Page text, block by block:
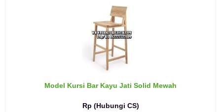
Model Kursi Bar Kayu Jati Solid Mewah
Rp (Hubungi CS)